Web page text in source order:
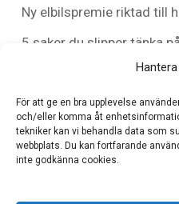
För att ge en bra upplevelse
och/eller komma åt
tekniker kan vi behandla data som
webbplats. Du kan fortfarande
inte godkänna cookies.
Ny elbilspremie riktad till
5 saker du slipper tänka
Senaste kommentarer
Inga kommentarer att